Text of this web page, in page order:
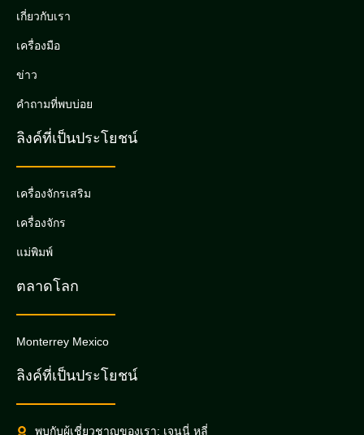
เกี่ยวกับเรา
เครื่องมือ
ข่าว
คำถามที่พบบ่อย
ลิงค์ที่เป็นประโยชน์
เครื่องจักรเสริม
เครื่องจักร
แม่พิมพ์
ตลาดโลก
Monterrey Mexico
ลิงค์ที่เป็นประโยชน์
พบกับผู้เชี่ยวชาญของเรา: เจนนี่ หลี่